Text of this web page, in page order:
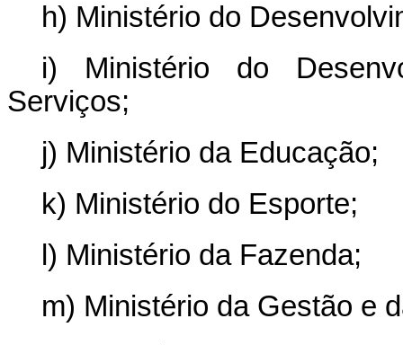
h) Ministério do
i) Ministério do
Serviços;
j) Ministério da Educação;
k) Ministério do Esporte;
l) Ministério da Fazenda;
m) Ministério da Gestão e